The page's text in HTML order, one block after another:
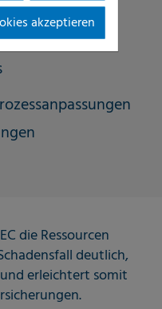
Reichweite
sowie
die Ressourcen
deutlich,
erleichtert somit
akzeptieren